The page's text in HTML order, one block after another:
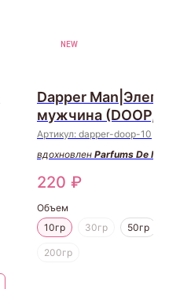
NEW
Dapper
мужчина (DOOP,
Артикул: dapper-doop-10
вдохновлен Parfums De
220 ₽
Объем
10гр
30гр 50гр
200гр